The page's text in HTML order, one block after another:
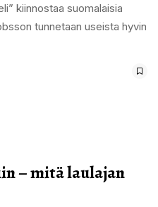
kiinnostaa suomalaisia
tunnetaan useista hyvin
– mitä laulajan